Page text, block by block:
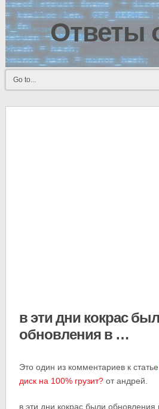
Ответы
в эти дни кокрас
обновления в …
Это один из комментариев к статье
диск на 100% грузит?от андрей.
в эти дни кокрас были